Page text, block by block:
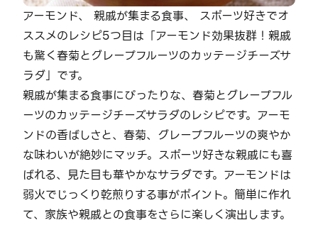
アーモンド、 親戚が集まる食事、 スポーツ好きでオ
ススメのレシピ5つ目は「アーモンド効果抜群！親戚
も驚く春菊とグレープフルーツのカッテージチーズサ
ラダ」です。
親戚が集まる食事にぴったりな、春菊とグレープフル
ーツのカッテージチーズサラダのレシピです。アーモ
ンドの香ばしさと、春菊、グレープフルーツの爽やか
な味わいが絶妙にマッチ。スポーツ好きな親戚にも喜
ばれる、見た目も華やかなサラダです。アーモンドは
弱火でじっくり乾煎りする事がポイント。簡単に作れ
て、家族や親戚との食事をさらに楽しく演出します。